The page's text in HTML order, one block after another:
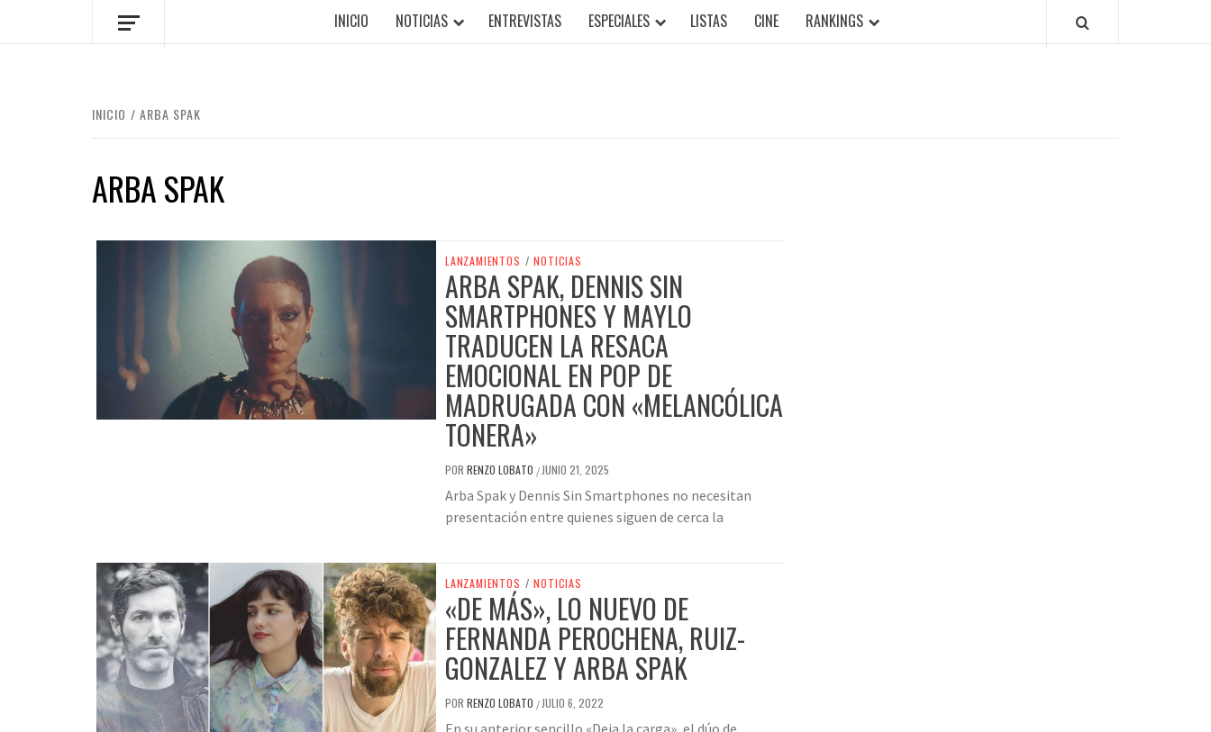
INICIO NOTICIAS ENTREVISTAS ESPECIALES LISTAS CINE RANKINGS
INICIO ARBA SPAK
ARBA SPAK
LANZAMIENTOS / NOTICIAS
ARBA SPAK, DENNIS SIN
SMARTPHONES Y MAYLO
TRADUCEN LA RESACA
EMOCIONAL EN POP DE
MADRUGADA CON «MELANCÓLICA
TONERA»
POR RENZO LOBATO / JUNIO 21, 2025
Arba Spak y Dennis Sin Smartphones no necesitan
presentación entre quienes siguen de cerca la
LANZAMIENTOS / NOTICIAS
«DE MÁS», LO NUEVO DE
FERNANDA PEROCHENA, RUIZ-
GONZALEZ Y ARBA SPAK
POR RENZO LOBATO / JULIO 6, 2022